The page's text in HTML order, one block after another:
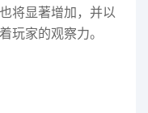
将显著增加，并以
玩家的观察力。